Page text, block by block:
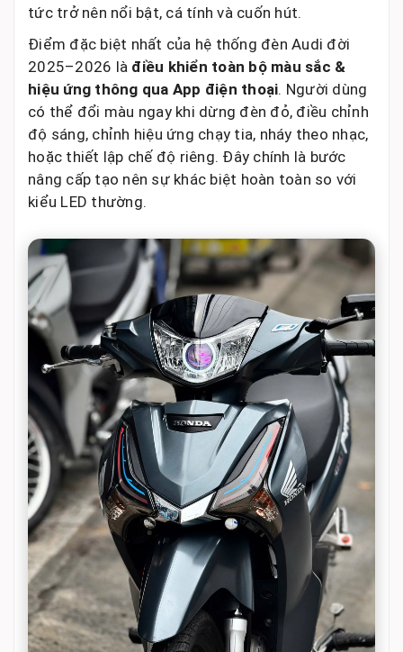
tức trở nên nổi bật, cá tính và cuốn hút.
Điểm đặc biệt nhất của hệ thống đèn Audi đời
2025–2026 là điều khiển toàn bộ màu sắc &
hiệu ứng thông qua App điện thoại. Người dùng
có thể đổi màu ngay khi dừng đèn đỏ, điều chỉnh
độ sáng, chỉnh hiệu ứng chạy tia, nháy theo nhạc,
hoặc thiết lập chế độ riêng. Đây chính là bước
nâng cấp tạo nên sự khác biệt hoàn toàn so với
kiểu LED thường.